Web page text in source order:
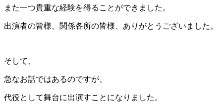
また一つ貴重な経験を得ることができました。
出演者の皆様、関係各所の皆様、ありがとうございました。
そして、
急なお話ではあるのですが、
代役として舞台に出演すことになりました。